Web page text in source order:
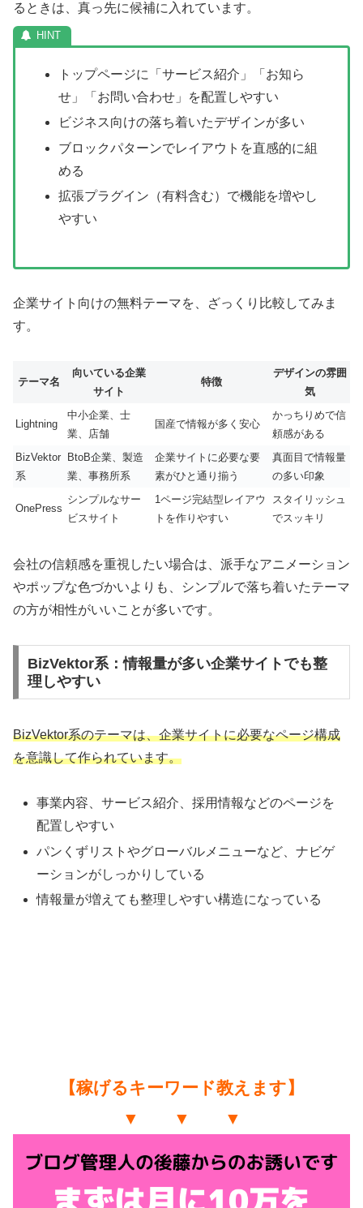
るときは、真っ先に候補に入れています。
トップページに「サービス紹介」「お知ら
せ」「お問い合わせ」を配置しやすい
ビジネス向けの落ち着いたデザインが多い
ブロックパターンでレイアウトを直感的に組
める
拡張プラグイン（有料含む）で機能を増やし
やすい
企業サイト向けの無料テーマを、ざっくり比較してみま
す。
テーマ名
向いている企業
サイト
特徴
デザインの雰囲
気
Lightning
中小企業、士
業、店舗
国産で情報が多く安心
かっちりめで信
頼感がある
BizVektor
系
BtoB企業、製造
業、事務所系
企業サイトに必要な要
素がひと通り揃う
真面目で情報量
の多い印象
OnePress
シンプルなサー
ビスサイト
1ページ完結型レイアウ
トを作りやすい
スタイリッシュ
でスッキリ
会社の信頼感を重視したい場合は、派手なアニメーション
やポップな色づかいよりも、シンプルで落ち着いたテーマ
の方が相性がいいことが多いです。
BizVektor系：情報量が多い企業サイトでも整
理しやすい
BizVektor系のテーマは、企業サイトに必要なページ構成
を意識して作られています。
事業内容、サービス紹介、採用情報などのページを
配置しやすい
パンくずリストやグローバルメニューなど、ナビゲ
ーションがしっかりしている
情報量が増えても整理しやすい構造になっている
【稼げるキーワード教えます】
▼ ▼ ▼